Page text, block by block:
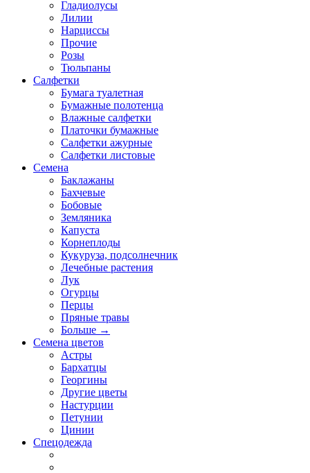
Гладиолусы
Лилии
Нарциссы
Прочие
Розы
Тюльпаны
Салфетки
Бумага туалетная
Бумажные полотенца
Влажные салфетки
Платочки бумажные
Салфетки ажурные
Салфетки листовые
Семена
Баклажаны
Бахчевые
Бобовые
Земляника
Капуста
Корнеплоды
Кукуруза, подсолнечник
Лечебные растения
Лук
Огурцы
Перцы
Пряные травы
Больше →
Семена цветов
Астры
Бархатцы
Георгины
Другие цветы
Настурции
Петунии
Цинии
Спецодежда